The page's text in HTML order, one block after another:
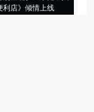
利店》倾情上线